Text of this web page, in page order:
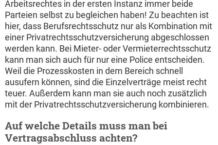
Arbeitsrechtes in der ersten Instanz immer beide
Parteien selbst zu begleichen haben! Zu beachten ist
hier, dass Berufsrechtsschutz nur als Kombination mit
einer Privatrechtsschutzversicherung abgeschlossen
werden kann. Bei Mieter- oder Vermieterrechtsschutz
kann man sich auch für nur eine Police entscheiden.
Weil die Prozesskosten in dem Bereich schnell
ausufern können, sind die Einzelverträge meist recht
teuer. Außerdem kann man sie auch noch zusätzlich
mit der Privatrechtsschutzversicherung kombinieren.
Auf welche Details muss man bei
Vertragsabschluss achten?